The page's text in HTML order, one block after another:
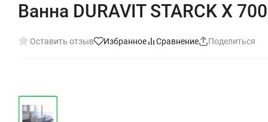
Ванна DURAVIT STARCK X
Оставить отзыв Избранное Сравнение Поделиться